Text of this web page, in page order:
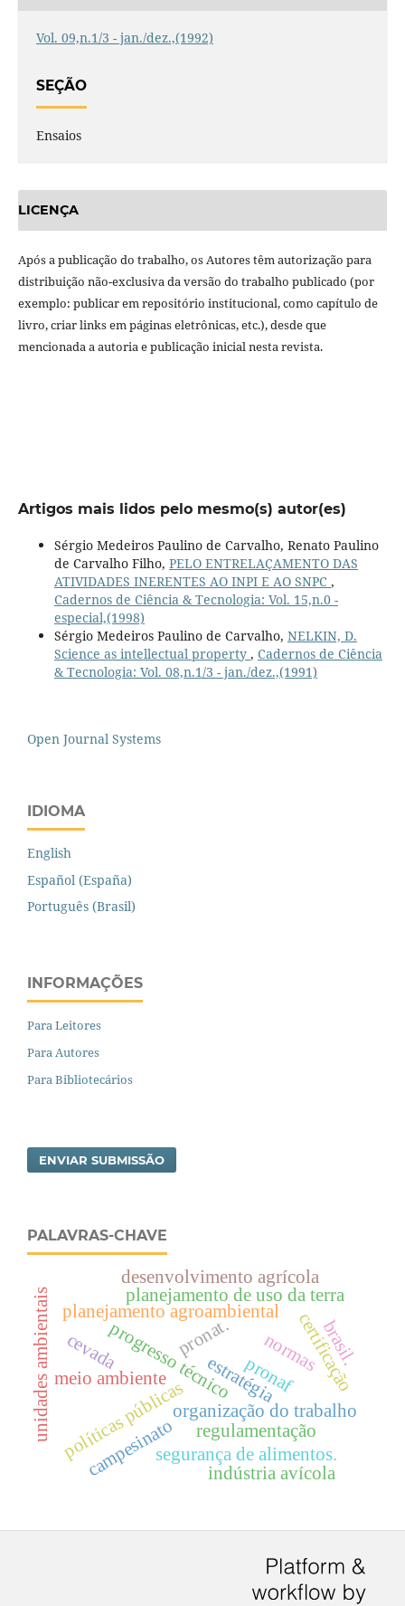
Vol. 09,n.1/3 - jan./dez.,(1992)
SEÇÃO
Ensaios
LICENÇA
Após a publicação do trabalho, os Autores têm autorização para
distribuição não-exclusiva da versão do trabalho publicado (por
exemplo: publicar em repositório institucional, como capítulo de
livro, criar links em páginas eletrônicas, etc.), desde que
mencionada a autoria e publicação inicial nesta revista.
Artigos mais lidos pelo mesmo(s) autor(es)
Sérgio Medeiros Paulino de Carvalho, Renato Paulino
de Carvalho Filho, PELO ENTRELAÇAMENTO DAS
ATIVIDADES INERENTES AO INPI E AO SNPC ,
Cadernos de Ciência & Tecnologia: Vol. 15,n.0 -
especial,(1998)
Sérgio Medeiros Paulino de Carvalho, NELKIN, D.
Science as intellectual property , Cadernos de Ciência
& Tecnologia: Vol. 08,n.1/3 - jan./dez.,(1991)
Open Journal Systems
IDIOMA
English
Español (España)
Português (Brasil)
INFORMAÇÕES
Para Leitores
Para Autores
Para Bibliotecários
ENVIAR SUBMISSÃO
PALAVRAS-CHAVE
progresso técnico
políticas públicas
meio ambiente
organização do trabalho
unidades ambientais planejamento agroambiental
planejamento de uso da terra
pronaf
pronat.
campesinato
desenvolvimento agrícola
normascertificação
regulamentação
segurança de alimentos.
indústria avícola
estratégia
brasil.
cevada